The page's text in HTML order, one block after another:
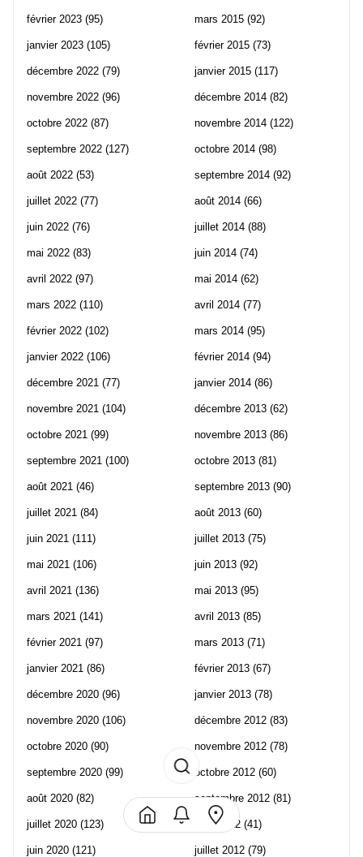
février 2023 (95)
janvier 2023 (105)
décembre 2022 (79)
novembre 2022 (96)
octobre 2022 (87)
septembre 2022 (127)
août 2022 (53)
juillet 2022 (77)
juin 2022 (76)
mai 2022 (83)
avril 2022 (97)
mars 2022 (110)
février 2022 (102)
janvier 2022 (106)
décembre 2021 (77)
novembre 2021 (104)
octobre 2021 (99)
septembre 2021 (100)
août 2021 (46)
juillet 2021 (84)
juin 2021 (111)
mai 2021 (106)
avril 2021 (136)
mars 2021 (141)
février 2021 (97)
janvier 2021 (86)
décembre 2020 (96)
novembre 2020 (106)
octobre 2020 (90)
septembre 2020 (99)
août 2020 (82)
juillet 2020 (123)
juin 2020 (121)
mars 2015 (92)
février 2015 (73)
janvier 2015 (117)
décembre 2014 (82)
novembre 2014 (122)
octobre 2014 (98)
septembre 2014 (92)
août 2014 (66)
juillet 2014 (88)
juin 2014 (74)
mai 2014 (62)
avril 2014 (77)
mars 2014 (95)
février 2014 (94)
janvier 2014 (86)
décembre 2013 (62)
novembre 2013 (86)
octobre 2013 (81)
septembre 2013 (90)
août 2013 (60)
juillet 2013 (75)
juin 2013 (92)
mai 2013 (95)
avril 2013 (85)
mars 2013 (71)
février 2013 (67)
janvier 2013 (78)
décembre 2012 (83)
novembre 2012 (78)
octobre 2012 (60)
septembre 2012 (81)
août 2012 (41)
juillet 2012 (79)